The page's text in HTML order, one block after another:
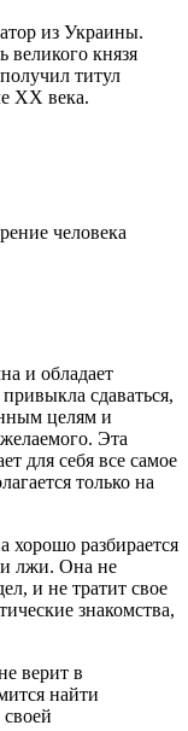
из Украины.
князя
титул
XX века.
человека
и обладает
сдаваться,
целям и
Эта
для себя все самое
только на
разбирается
и лжи. Она не
и не тратит свое
знакомства,
верит в
найти